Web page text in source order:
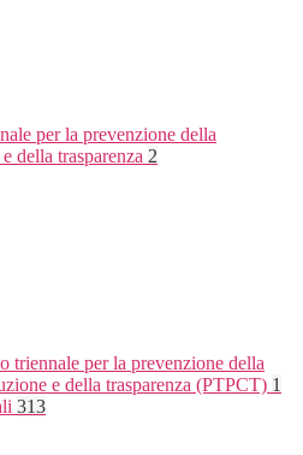
per la prevenzione della
della trasparenza 2
triennale per la prevenzione della
e della trasparenza (PTPCT) 1
313